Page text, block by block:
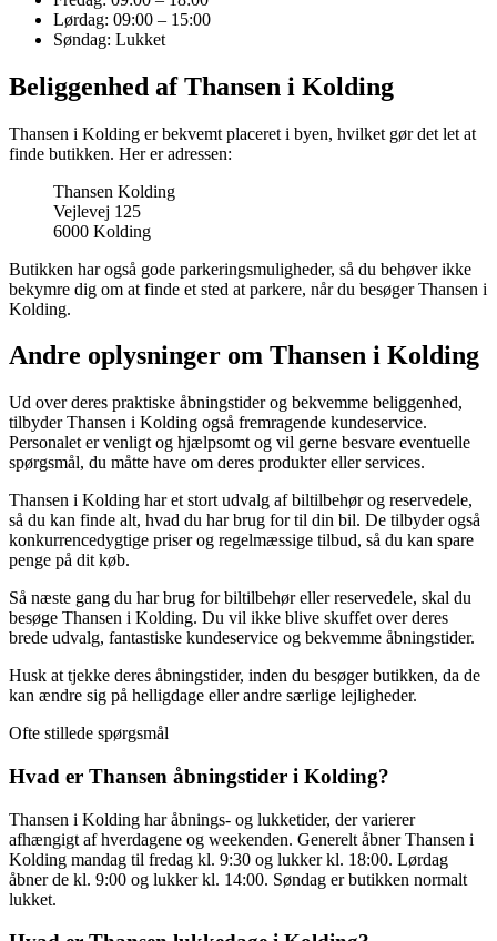
Lørdag: 09:00 – 15:00
Søndag: Lukket
Beliggenhed af Thansen i Kolding
Thansen i Kolding er bekvemt placeret i byen, hvilket gør det let at
finde butikken. Her er adressen:
Thansen Kolding
Vejlevej 125
6000 Kolding
Butikken har også gode parkeringsmuligheder, så du behøver ikke
bekymre dig om at finde et sted at parkere, når du besøger Thansen i
Kolding.
Andre oplysninger om Thansen i Kolding
Ud over deres praktiske åbningstider og bekvemme beliggenhed,
tilbyder Thansen i Kolding også fremragende kundeservice.
Personalet er venligt og hjælpsomt og vil gerne besvare eventuelle
spørgsmål, du måtte have om deres produkter eller services.
Thansen i Kolding har et stort udvalg af biltilbehør og reservedele,
så du kan finde alt, hvad du har brug for til din bil. De tilbyder også
konkurrencedygtige priser og regelmæssige tilbud, så du kan spare
penge på dit køb.
Så næste gang du har brug for biltilbehør eller reservedele, skal du
besøge Thansen i Kolding. Du vil ikke blive skuffet over deres
brede udvalg, fantastiske kundeservice og bekvemme åbningstider.
Husk at tjekke deres åbningstider, inden du besøger butikken, da de
kan ændre sig på helligdage eller andre særlige lejligheder.
Ofte stillede spørgsmål
Hvad er Thansen åbningstider i Kolding?
Thansen i Kolding har åbnings- og lukketider, der varierer
afhængigt af hverdagene og weekenden. Generelt åbner Thansen i
Kolding mandag til fredag ​​kl. 9:30 og lukker kl. 18:00. Lørdag
åbner de kl. 9:00 og lukker kl. 14:00. Søndag er butikken normalt
lukket.